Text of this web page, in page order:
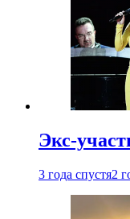
Экс-
3 года спустя2